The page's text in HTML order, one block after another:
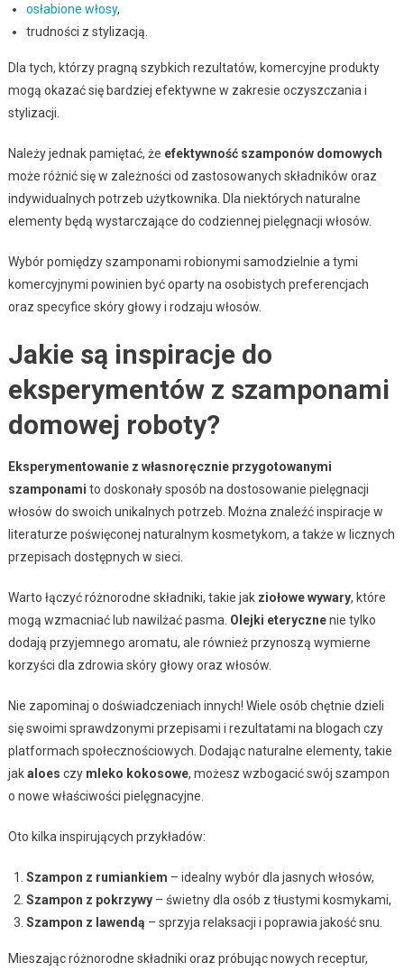
osłabione włosy,
trudności z stylizacją.
Dla tych, którzy pragną szybkich rezultatów, komercyjne produkty
mogą okazać się bardziej efektywne w zakresie oczyszczania i
stylizacji.
Należy jednak pamiętać, że efektywność szamponów domowych
może różnić się w zależności od zastosowanych składników oraz
indywidualnych potrzeb użytkownika. Dla niektórych naturalne
elementy będą wystarczające do codziennej pielęgnacji włosów.
Wybór pomiędzy szamponami robionymi samodzielnie a tymi
komercyjnymi powinien być oparty na osobistych preferencjach
oraz specyfice skóry głowy i rodzaju włosów.
Jakie są inspiracje do
eksperymentów z szamponami
domowej roboty?
Eksperymentowanie z własnoręcznie przygotowanymi
szamponami to doskonały sposób na dostosowanie pielęgnacji
włosów do swoich unikalnych potrzeb. Można znaleźć inspiracje w
literaturze poświęconej naturalnym kosmetykom, a także w licznych
przepisach dostępnych w sieci.
Warto łączyć różnorodne składniki, takie jak ziołowe wywary, które
mogą wzmacniać lub nawilżać pasma. Olejki eterycznenie tylko
dodają przyjemnego aromatu, ale również przynoszą wymierne
korzyści dla zdrowia skóry głowy oraz włosów.
Nie zapominaj o doświadczeniach innych! Wiele osób chętnie dzieli
się swoimi sprawdzonymi przepisami i rezultatami na blogach czy
platformach społecznościowych. Dodając naturalne elementy, takie
jakaloes czy mleko kokosowe, możesz wzbogacić swój szampon
o nowe właściwości pielęgnacyjne.
Oto kilka inspirujących przykładów:
Szampon z rumiankiem – idealny wybór dla jasnych włosów,
Szampon z pokrzywy– świetny dla osób z tłustymi kosmykami,
Szampon z lawendą – sprzyja relaksacji i poprawia jakość snu.
Mieszając różnorodne składniki oraz próbując nowych receptur,